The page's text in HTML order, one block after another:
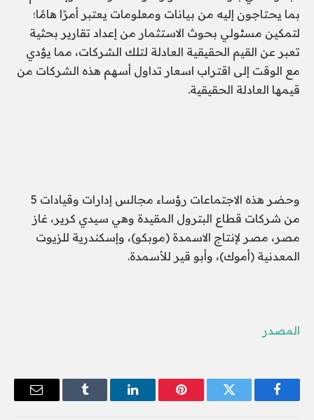
بما يحتاجون إليه من بيانات ومعلومات يعتبر أمرًا هامًا؛
لتمكين مسئولي بحوث الاستثمار من إعداد تقارير بحثية
تعبر عن القيم الحقيقية العادلة لتلك الشركات، مما يؤدي
مع الوقت إلى اقتراب اسعار تداول أسهم هذه الشركات من
قيمها العادلة الحقيقية.
وحضر هذه الاجتماعات رؤساء مجالس إدارات وقيادات 5
من شركات قطاع البترول المقيدة وهي سيدي كرير، غاز
مصر، مصر لإنتاج الاسمدة (موبكو)، وإسكندرية للزيوت
المعدنية (أموك)، وأبو قير للأسمدة.
المصدر
فيسبوك تويتر بينتيريستلينكدإن Tumblr
البريد